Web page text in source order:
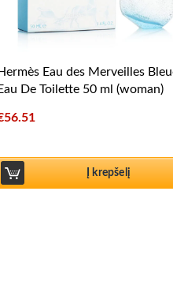
Hermès Eau des Merveilles
Eau De Toilette 50 ml (woman)
56.51
Į krepšelį